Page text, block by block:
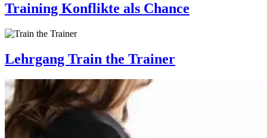
Training Konflikte als Chance
Lehrgang Train the Trainer